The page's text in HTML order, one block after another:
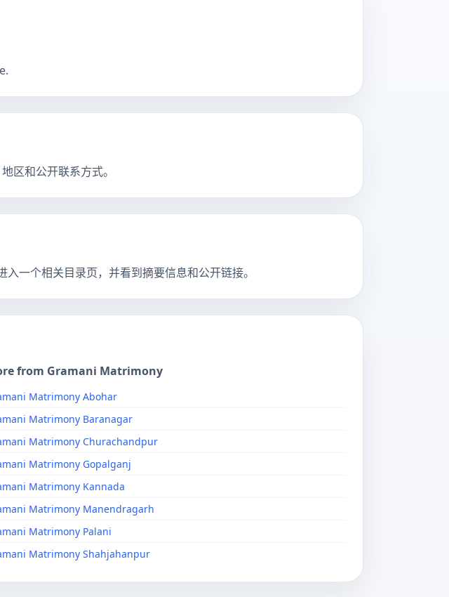
区和公开联系方式。
一个相关目录页，并看到摘要信息和公开链接。
from Gramani Matrimony
Matrimony Abohar
Matrimony Baranagar
Matrimony Churachandpur
Matrimony Gopalganj
Matrimony Kannada
Matrimony Manendragarh
Matrimony Palani
Matrimony Shahjahanpur